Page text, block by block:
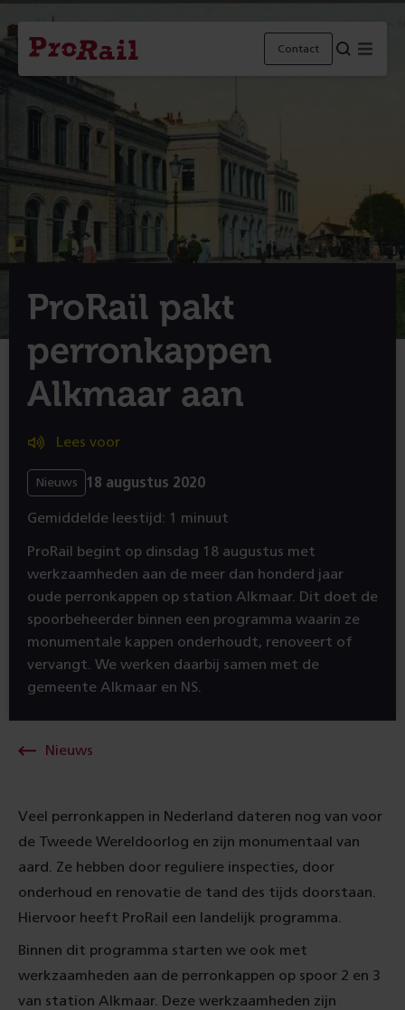
Navigatie
Homepage
ProRail
Contact
ProRail pakt
perronkappen
Alkmaar aan
Lees voor
Nieuws 18 augustus 2020
Gemiddelde leestijd: 1 minuut
ProRail begint op dinsdag 18 augustus met
werkzaamheden aan de meer dan honderd jaar
oude perronkappen op station Alkmaar. Dit doet de
spoorbeheerder binnen een programma waarin ze
monumentale kappen onderhoudt, renoveert of
vervangt. We werken daarbij samen met de
gemeente Alkmaar en NS.
Nieuws
Veel perronkappen in Nederland dateren nog van voor
de Tweede Wereldoorlog en zijn monumentaal van
aard. Ze hebben door reguliere inspecties, door
onderhoud en renovatie de tand des tijds doorstaan.
Hiervoor heeft ProRail een landelijk programma.
Binnen dit programma starten we ook met
werkzaamheden aan de perronkappen op spoor 2 en 3
van station Alkmaar. Deze werkzaamheden zijn